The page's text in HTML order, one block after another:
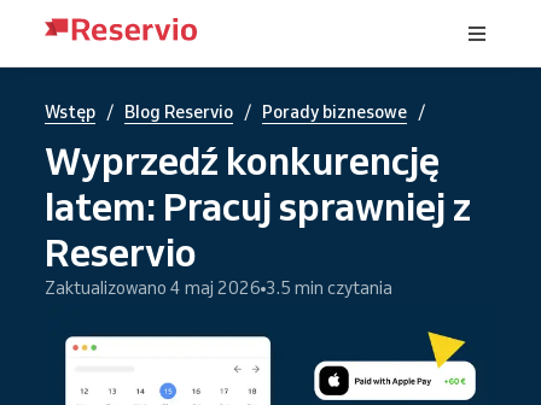
Wstęp / Blog Reservio / Porady biznesowe /
Wyprzedź konkurencję
latem: Pracuj sprawniej z
Reservio
Zaktualizowano 4 maj 2026 3.5 min czytania